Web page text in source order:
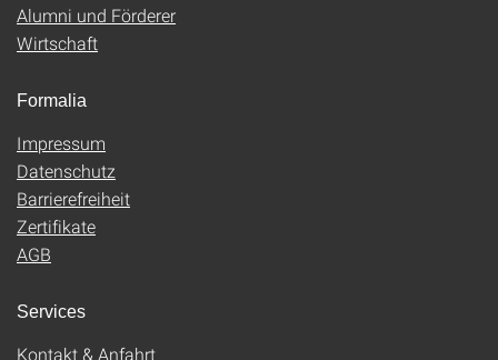
Alumni und Förderer
Wirtschaft
Formalia
Impressum
Datenschutz
Barrierefreiheit
Zertifikate
AGB
Services
Kontakt & Anfahrt